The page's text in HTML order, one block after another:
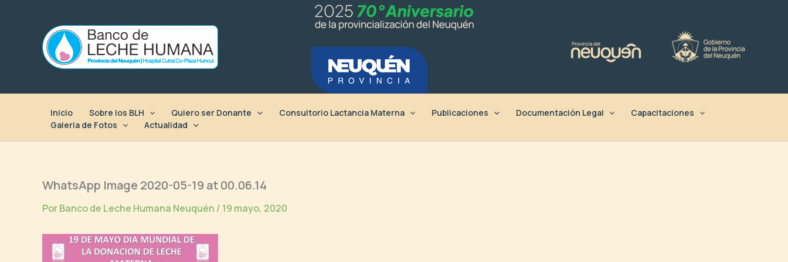
contenido
Inicio Sobre los BLH Quiero ser Donante Consultorio Lactancia Materna Publicaciones Documentación Legal
Capacitaciones
Galeria de Fotos
Actualidad
WhatsApp Image 2020-05-19 at 00.06.14
PorBanco de Leche Humana Neuquén / 19 mayo, 2020